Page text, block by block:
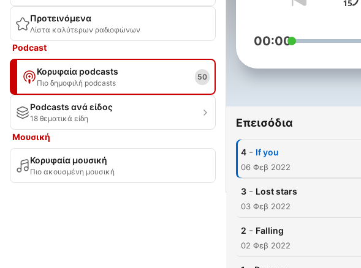
Προτεινόμενα
Λίστα καλύτερων ραδιοφώνων
Podcast
Κορυφαία podcasts
Πιο δημοφιλή podcasts
50
Podcasts ανά είδος
18 θεματικά είδη
Μουσική
Κορυφαία μουσική
Πιο ακουσμένη μουσική
00:00
Επεισόδια
4 - If you
06 Φεβ 2022
3 - Lost stars
03 Φεβ 2022
2 - Falling
02 Φεβ 2022